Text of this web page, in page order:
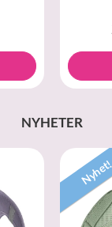
NYHETER